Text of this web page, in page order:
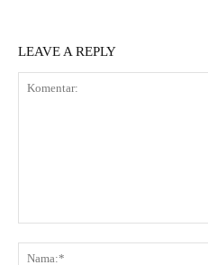
LEAVE A REPLY